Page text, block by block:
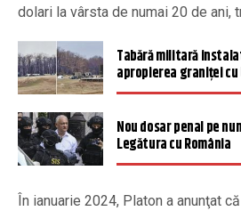
dolari la vârsta de numai 20 de ani,
Tabără militară
apropierea graniței cu
Nou dosar penal pe
Legătura cu România
În ianuarie 2024, Platon a anunţat